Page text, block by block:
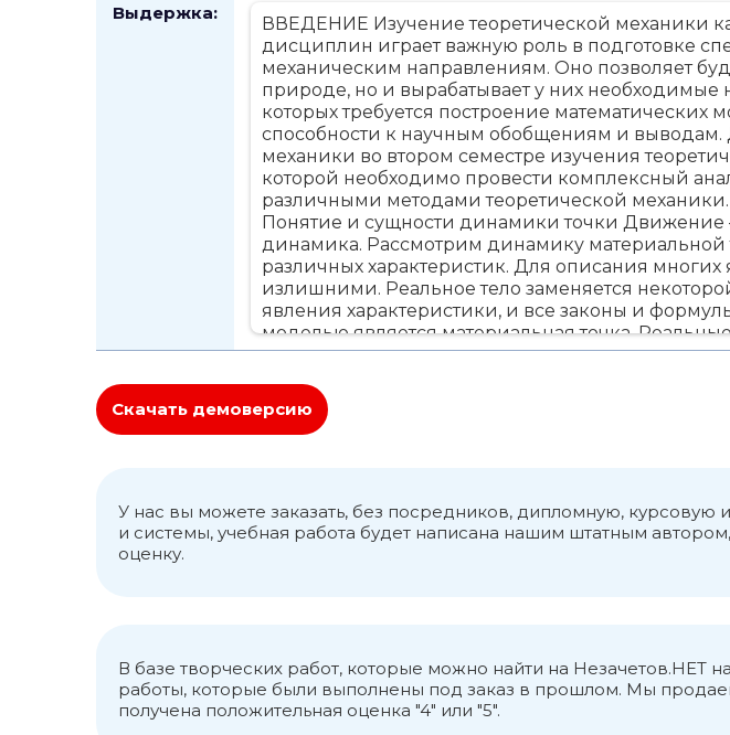
Выдержка:
ВВЕДЕНИЕ Изучение теоретической механики
дисциплин играет важную роль в подготовке
механическим направлениям. Оно позволяет
природе, но и вырабатывает у них
которых требуется построение математических
способности к научным обобщениям и выводам.
механики во втором семестре изучения
которой необходимо провести комплексный
различными методами теоретической
Понятие и сущности динамики точки
динамика. Рассмотрим динамику
различных характеристик. Для описания
излишними. Реальное тело заменяется
явления характеристики, и все законы и
моделью является материальная точка.
геометрические размеры, однако, при расчетах
играет роль масса тела, поэтому, вся масса тела
результат действия любых сил, прилагаемых к
движения происходят только в результате
основное уравнение динамики материальной
на тело, более массивное тело будет изменять
количественного описания действия одного
насколько интенсивно «передается»
Скачать демоверсию
У нас вы можете заказать, без посредников, дипломную,
и системы, учебная работа будет написана нашим штатным
оценку.
В базе творческих работ, которые можно найти на
работы, которые были выполнены под заказ в прошлом. Мы
получена положительная оценка "4" или "5".